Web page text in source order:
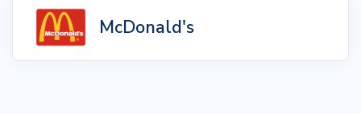
McDonald's